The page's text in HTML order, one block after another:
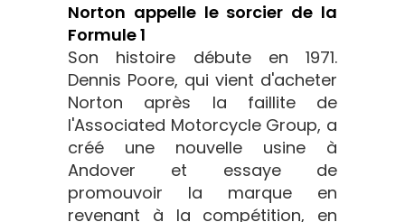
Norton appelle le sorcier de la
Formule 1
Son histoire débute en 1971.
Dennis Poore, qui vient d'acheter
Norton après la faillite de
l'Associated Motorcycle Group, a
créé une nouvelle usine à
Andover et essaye de
promouvoir la marque en
revenant à la compétition, en